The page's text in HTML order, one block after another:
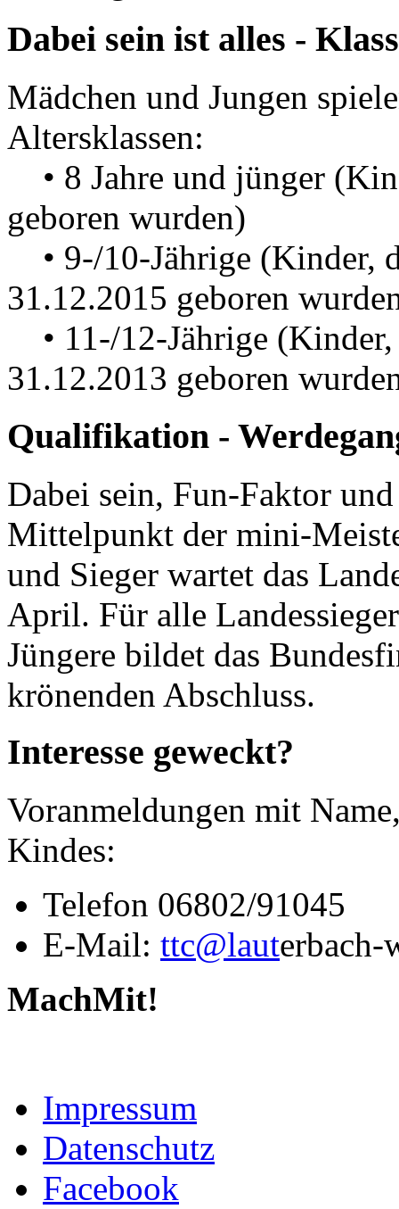
Dabei sein ist alles -
Mädchen und Jungen
Altersklassen:
• 8 Jahre und jünger
geboren wurden)
• 9-/10-Jährige (Kinder,
31.12.2015 geboren
• 11-/12-Jährige
31.12.2013 geboren
Qualifikation -
Dabei sein, Fun-Faktor
Mittelpunkt der mini-
und Sieger wartet das
April. Für alle
Jüngere bildet das
krönenden Abschluss.
Interesse geweckt?
Voranmeldungen mit
Kindes:
Telefon 06802/91045
E-Mail: ttc@laut
MachMit!
Impressum
Datenschutz
Facebook